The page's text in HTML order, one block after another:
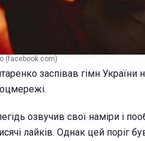
(facebook.com)
заспівав гімн
озвучив свої наміри і
лайків. Однак цей поріг